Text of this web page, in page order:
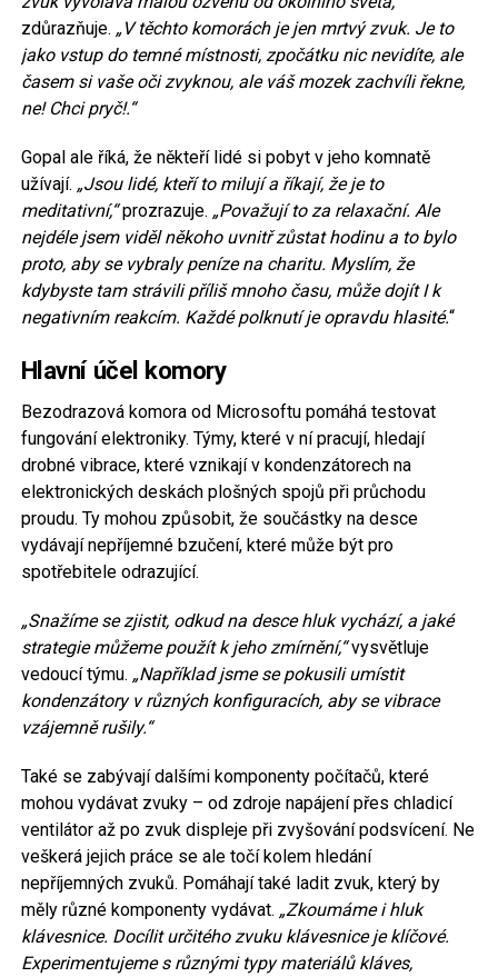
zdůrazňuje. „V těchto komorách je jen mrtvý zvuk. Je to
jako vstup do temné místnosti, zpočátku nic nevidíte, ale
časem si vaše oči zvyknou, ale váš mozek zachvíli řekne,
ne! Chci pryč!.“
Gopal ale říká, že někteří lidé si pobyt v jeho komnatě
užívají. „Jsou lidé, kteří to milují a říkají, že je to
meditativní,“prozrazuje. „Považují to za relaxační. Ale
nejdéle jsem viděl někoho uvnitř zůstat hodinu a to bylo
proto, aby se vybraly peníze na charitu. Myslím, že
kdybyste tam strávili příliš mnoho času, může dojít I k
negativním reakcím. Každé polknutí je opravdu hlasité.“
Hlavní účel komory
Bezodrazová komora od Microsoftu pomáhá testovat
fungování elektroniky. Týmy, které v ní pracují, hledají
drobné vibrace, které vznikají v kondenzátorech na
elektronických deskách plošných spojů při průchodu
proudu. Ty mohou způsobit, že součástky na desce
vydávají nepříjemné bzučení, které může být pro
spotřebitele odrazující.
„Snažíme se zjistit, odkud na desce hluk vychází, a jaké
strategie můžeme použít k jeho zmírnění,“vysvětluje
vedoucí týmu. „Například jsme se pokusili umístit
kondenzátory v různých konfiguracích, aby se vibrace
vzájemně rušily.“
Také se zabývají dalšími komponenty počítačů, které
mohou vydávat zvuky – od zdroje napájení přes chladicí
ventilátor až po zvuk displeje při zvyšování podsvícení. Ne
veškerá jejich práce se ale točí kolem hledání
nepříjemných zvuků. Pomáhají také ladit zvuk, který by
měly různé komponenty vydávat. „Zkoumáme i hluk
klávesnice. Docílit určitého zvuku klávesnice je klíčové.
Experimentujeme s různými typy materiálů kláves,